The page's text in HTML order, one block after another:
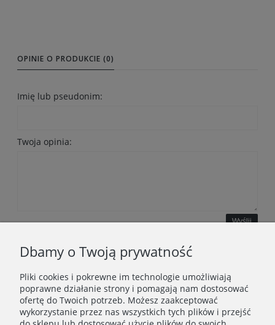
OPINIE O PRODUKCIE (0)
Imię lub pseudonim:
Twoja opinia:
Wyślij
WAŻNE INFORMACJE
POLECANE STRONY
Dbamy o Twoją prywatność
Pliki cookies i pokrewne im technologie umożliwiają
poprawne działanie strony i pomagają nam dostosować
ofertę do Twoich potrzeb. Możesz zaakceptować
wykorzystanie przez nas wszystkich tych plików i przejść